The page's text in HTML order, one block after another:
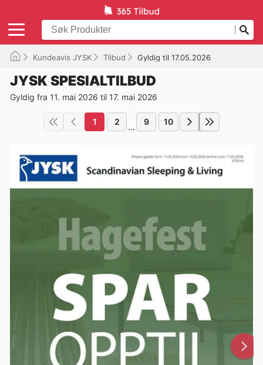
Kundeavis JYSK Tilbud Gyldig til 17.05.2026
JYSK SPESIALTILBUD
Gyldig fra 11. mai 2026 til 17. mai 2026
1 2 ... 9 10